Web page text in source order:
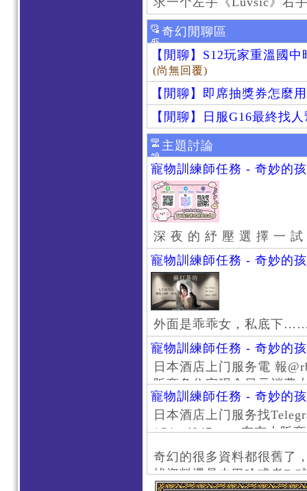
奇幻閒聊區
【閒聊】S12玩家重溫國
(尚無回覆)
【閒聊】即席抽獎券怎麼
【閒聊】日服G16最終找
主題討論
寵物訓練師任務 - 奇妙的
深 夜 的 紓 壓 選 擇 一
寵物訓練師任務 - 奇妙的
外面是乖乖女，私底下
寵物訓練師任務 - 奇妙的
日本酒店上门服务電 報
阪商务住宅现金日元消费
京风俗 #大阪风俗 #东京
上门服务新宿风俗 #梅田
#日本萝莉 #大阪萝莉 #日
寵物訓練師任務 - 奇妙的
日本酒店上门服务找
/@jptd847utpp 东京大阪
京旅游 #大阪旅游 #东京
东京上门服务 #大阪上门
心斋桥风俗 #日本女孩 #
奇幻的很多資料都很舊了
找資料還是去巴哈或者